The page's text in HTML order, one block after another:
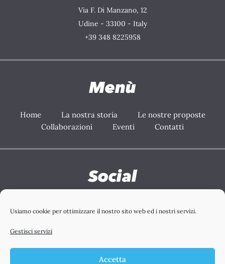
Usiamo cookie per ottimizzare il nostro sito web ed i nostri servizi.
Gestisci servizi
Accetta
Via F. Di Manzano, 12
Udine - 33100 - Italy
+39 348 8225958
Menù
Home La nostra storia
Le nostre proposte
Collaborazioni
Eventi Contatti
Social